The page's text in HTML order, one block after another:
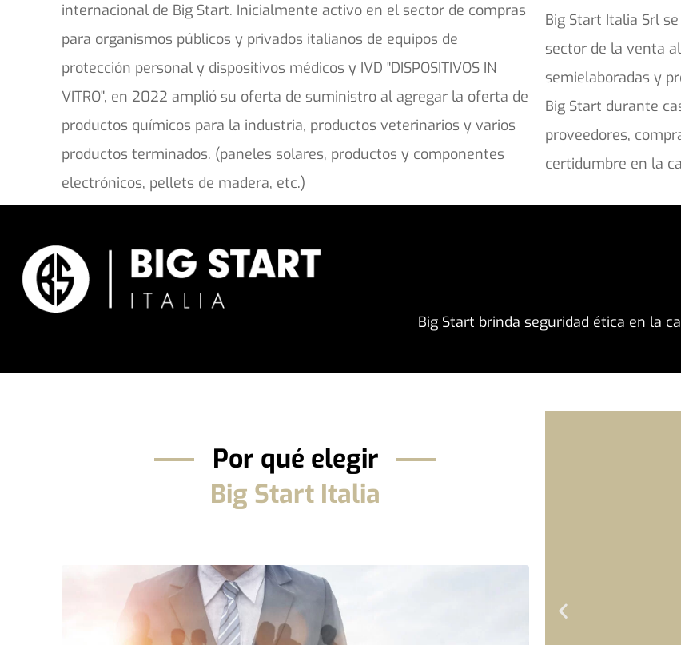
internacional de Big Start. Inicialmente activo en el sector de compras
para organismos públicos y privados italianos de equipos de
protección personal y dispositivos médicos y IVD "DISPOSITIVOS IN
VITRO", en 2022 amplió su oferta de suministro al agregar la oferta de
productos químicos para la industria, productos veterinarios y varios
productos terminados. (paneles solares, productos y componentes
electrónicos, pellets de madera, etc.)
Big Start Italia Srl
sector de la venta
semielaboradas y
Big Start durante
proveedores,
certidumbre en la
Big Start brinda seguridad ética en la
Por qué elegir
Big Start Italia